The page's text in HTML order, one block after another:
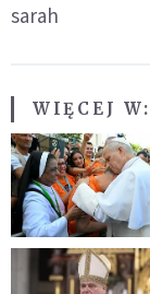
sarah
WIĘCEJ W: